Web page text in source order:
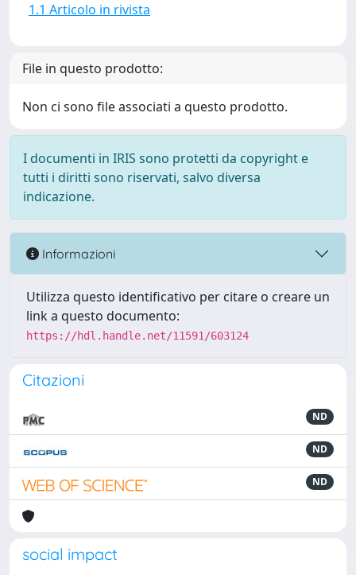
1.1 Articolo in rivista
File in questo prodotto:
Non ci sono file associati a questo prodotto.
I documenti in IRIS sono protetti da copyright e
tutti i diritti sono riservati, salvo diversa
indicazione.
Informazioni
Utilizza questo identificativo per citare o creare un
link a questo documento:
https://hdl.handle.net/11591/603124
Citazioni
ND
ND
ND
social impact